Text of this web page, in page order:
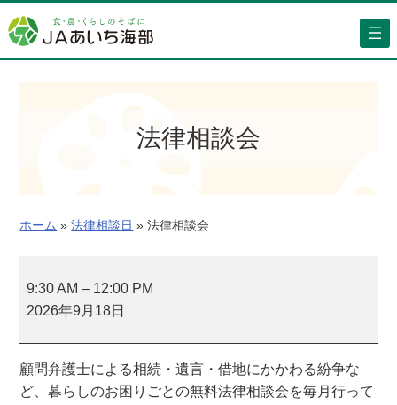
容
を
法律相談会
ホーム » 法律相談日 » 法律相談会
律
相
9:30 AM – 12:00 PM
2026年9月18日
顧問弁護士による相続・遺言・借地にかかわる紛争な
ど、暮らしのお困りごとの無料法律相談会を毎月行って